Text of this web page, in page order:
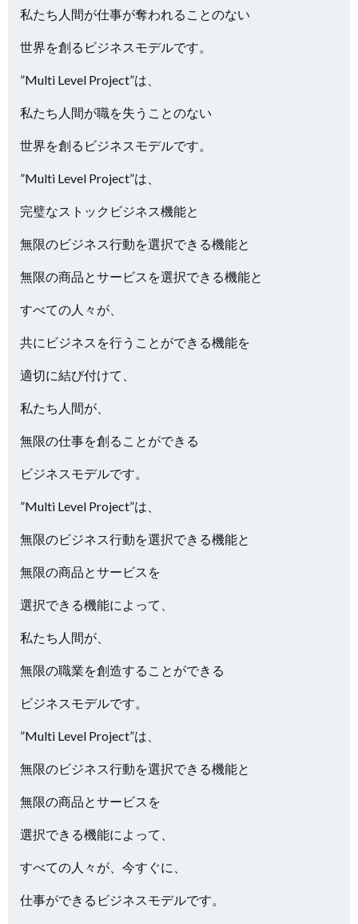
私たち人間が仕事が奪われることのない
世界を創るビジネスモデルです。
”Multi Level Project”は、
私たち人間が職を失うことのない
世界を創るビジネスモデルです。
”Multi Level Project”は、
完璧なストックビジネス機能と
無限のビジネス行動を選択できる機能と
無限の商品とサービスを選択できる機能と
すべての人々が、
共にビジネスを行うことができる機能を
適切に結び付けて、
私たち人間が、
無限の仕事を創ることができる
ビジネスモデルです。
”Multi Level Project”は、
無限のビジネス行動を選択できる機能と
無限の商品とサービスを
選択できる機能によって、
私たち人間が、
無限の職業を創造することができる
ビジネスモデルです。
”Multi Level Project”は、
無限のビジネス行動を選択できる機能と
無限の商品とサービスを
選択できる機能によって、
すべての人々が、今すぐに、
仕事ができるビジネスモデルです。